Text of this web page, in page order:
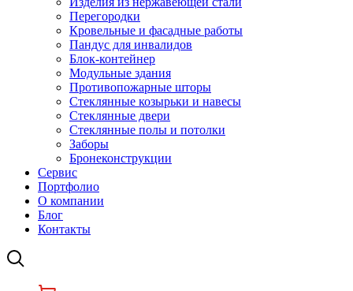
Перегородки
Кровельные и фасадные работы
Пандус для инвалидов
Блок-контейнер
Модульные здания
Противопожарные шторы
Стеклянные козырьки и навесы
Стеклянные двери
Стеклянные полы и потолки
Заборы
Бронеконструкции
Сервис
Портфолио
О компании
Блог
Контакты